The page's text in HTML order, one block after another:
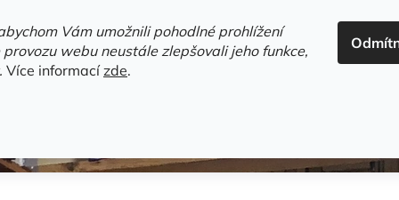
Vám umožnili pohodlné prohlížení
webu neustále zlepšovali jeho funkce,
Více informacízde.
HLEDAT